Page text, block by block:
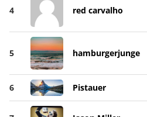
4 red carvalho
5 hamburgerjunge
6 Pistauer